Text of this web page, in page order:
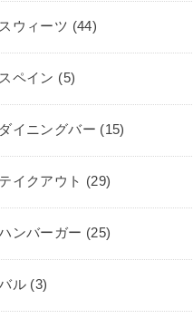
スウィーツ (44)
スペイン (5)
ダイニングバー (15)
テイクアウト (29)
ンバーガー (25)
ル (3)